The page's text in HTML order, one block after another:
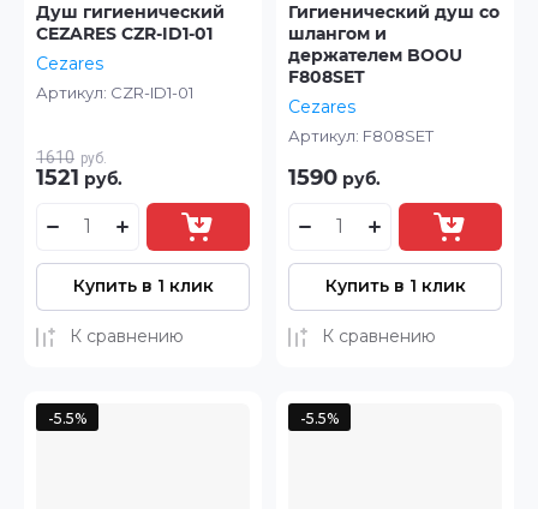
Душ гигиенический
CEZARES CZR-ID1-01
Cezares
Артикул: CZR-ID1-01
1610 руб.
1521 руб.
Купить в 1 клик
К сравнению
Гигиенический душ со
шлангом и
держателем BOOU
F808SET
Cezares
Артикул: F808SET
1590 руб.
Купить в 1 клик
К сравнению
-5.5% -5.5%